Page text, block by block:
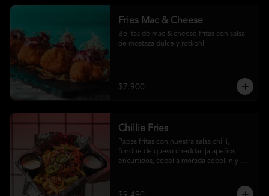
Fries Mac & Cheese
Bolitas de mac & cheese fritas con salsa
de mostaza dulce y rotkohl
$7.900
Chillie Fries
Papas fritas con nuestra salsa chilli,
fondue de queso cheddar, jalapeños
encurtidos, cebolla morada cebollín y